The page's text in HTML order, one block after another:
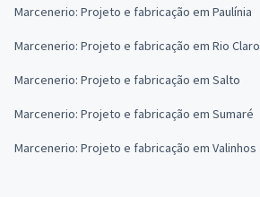
Marcenerio: Projeto e fabricação em Paulínia
Marcenerio: Projeto e fabricação em Rio Claro
Marcenerio: Projeto e fabricação em Salto
Marcenerio: Projeto e fabricação em Sumaré
Marcenerio: Projeto e fabricação em Valinhos